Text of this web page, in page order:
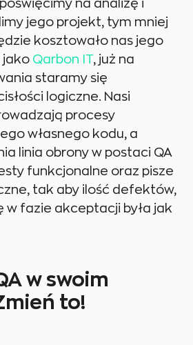
na analizę i
jego projekt, tym mniej
kosztowało nas jego
jako Qarbon IT , już na
staramy się
logiczne. Nasi
procesy
własnego kodu, a
linia obrony w postaci QA
funkcjonalne oraz pisze
tak aby ilość defektów,
w fazie akceptacji była jak
w swoim
to!